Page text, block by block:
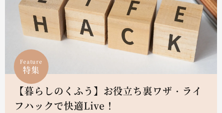
Feature
特集
【暮らしのくふう】お役立ち裏ワザ・ライ
フハックで快適Live！